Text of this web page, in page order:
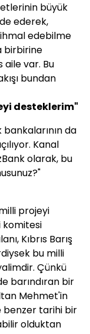
büyük
ederek,
ihmal edebilme
birbirine
aile var. Bu
bundan
desteklerim"
da
Kanal
olarak, bu
projeyi
komitesi
Kıbrıs Barış
bu milli
Çünkü
barındıran bir
Mehmet'in
benzer tarihi bir
olduktan